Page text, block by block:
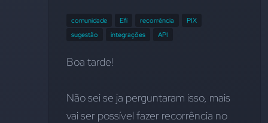
comunidade Efí recorrência
PIX
sugestão
integrações API
Boa tarde!
Não sei se ja perguntaram isso, mais
vai ser possível fazer recorrência no